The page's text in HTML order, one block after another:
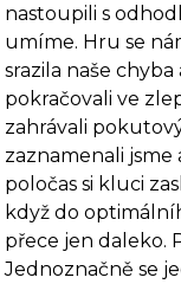
nastoupili s
umíme. Hru se
srazila naše chyba
pokračovali ve
zahrávali
zaznamenali
poločas si kluci
když do
přece jen daleko.
Jednoznačně se